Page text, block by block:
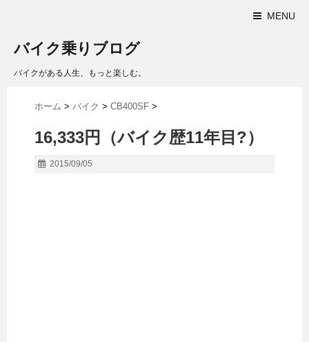
MENU
バイク乗りブログ
バイクがある人生、もっと楽しむ。
ホーム > バイク > CB400SF >
16,333円（バイク歴11年目?）
2015/09/05